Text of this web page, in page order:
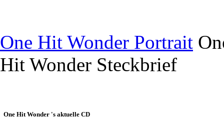
One Hit Wonder Portrait
Hit Wonder Steckbrief
One Hit Wonder 's aktuelle CD